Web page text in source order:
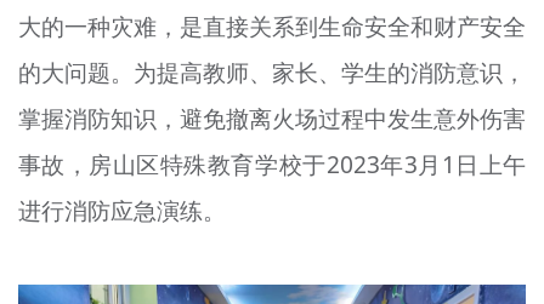
未成年人思想道德建设
榜样人物
+
身边好人
文明评论
大的一种灾难，是直接关系到生命安全和财产安全
的大问题。为提高教师、家长、学生的消防意识，
掌握消防知识，避免撤离火场过程中发生意外伤害
事故，房山区特殊教育学校于2023年3月1日上午
进行消防应急演练。